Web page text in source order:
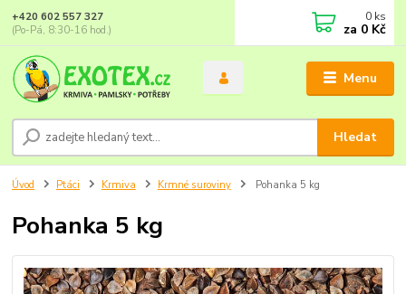
Menu
Hledat
+420 602 557 327
(Po-Pá, 8:30-16 hod.)
0 ks
za 0 Kč
Úvod Ptáci Krmiva Krmné suroviny Pohanka 5 kg
Pohanka 5 kg